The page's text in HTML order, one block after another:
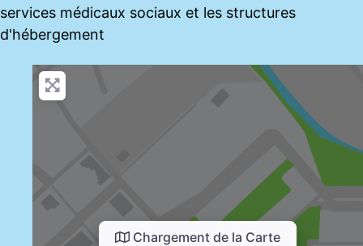
services médicaux sociaux et les structures
d'hébergement
Chargement de la Carte